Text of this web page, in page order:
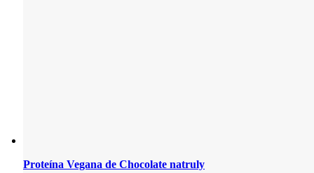
Proteína Vegana de Chocolate natruly